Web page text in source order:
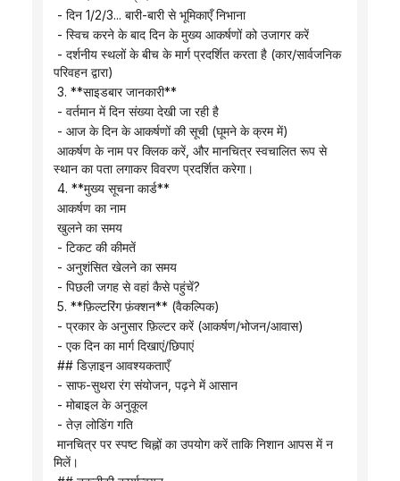
- दिन 1/2/3... बारी-बारी से भूमिकाएँ निभाना
- स्विच करने के बाद दिन के मुख्य आकर्षणों को उजागर करें
परिवहन द्वारा)
3. **साइडबार जानकारी**
- वर्तमान में दिन संख्या देखी जा रही है
- आज के दिन के आकर्षणों की सूची (घूमने के क्रम में)
स्थान का पता लगाकर विवरण प्रदर्शित करेगा।
4. **मुख्य सूचना कार्ड**
आकर्षण का नाम
खुलने का समय
- टिकट की कीमतें
- अनुशंसित खेलने का समय
- पिछली जगह से वहां कैसे पहुंचें?
5. **फ़िल्टरिंग फ़ंक्शन** (वैकल्पिक)
- प्रकार के अनुसार फ़िल्टर करें (आकर्षण/भोजन/आवास)
- एक दिन का मार्ग दिखाएं/छिपाएं
## डिज़ाइन आवश्यकताएँ
- साफ-सुथरा रंग संयोजन, पढ़ने में आसान
- मोबाइल के अनुकूल
- तेज़ लोडिंग गति
मिलें।